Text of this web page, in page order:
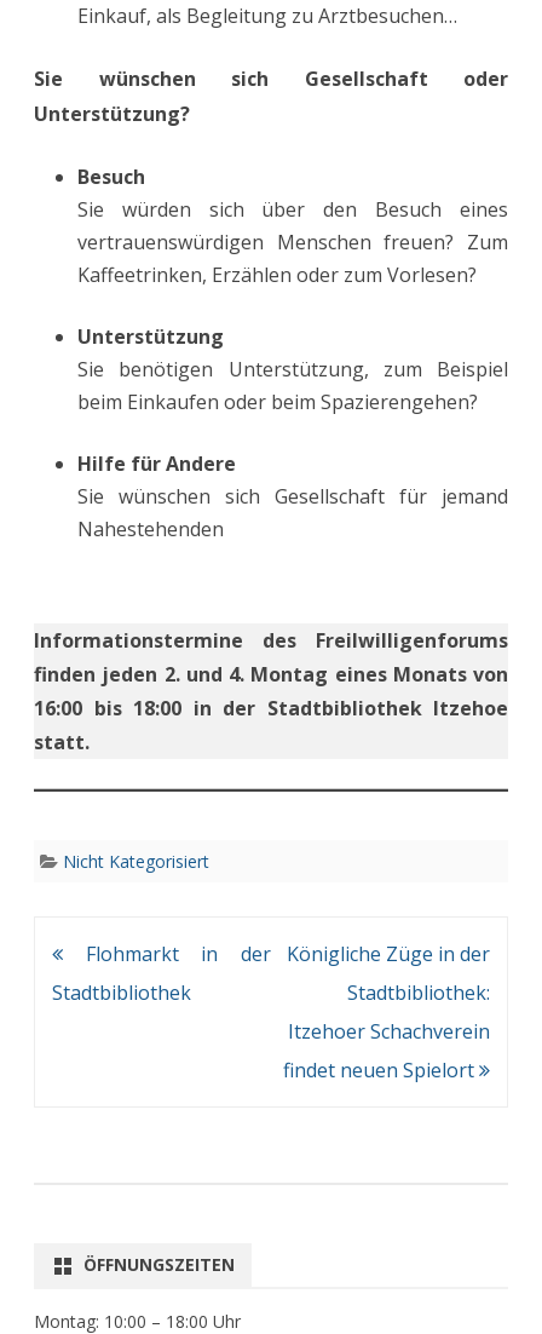
Einkauf, als Begleitung zu Arztbesuchen…
Sie wünschen sich Gesellschaft oder
Unterstützung?
Besuch
Sie würden sich über den Besuch eines
vertrauenswürdigen Menschen freuen? Zum
Kaffeetrinken, Erzählen oder zum Vorlesen?
Unterstützung
Sie benötigen Unterstützung, zum Beispiel
beim Einkaufen oder beim Spazierengehen?
Hilfe für Andere
Sie wünschen sich Gesellschaft für jemand
Nahestehenden
Informationstermine des Freilwilligenforums
finden jeden 2. und 4. Montag eines Monats von
16:00 bis 18:00 in der Stadtbibliothek Itzehoe
statt.
Nicht Kategorisiert
Beitragsnavigation
Flohmarkt in der
Stadtbibliothek
Königliche Züge in der
Stadtbibliothek:
Itzehoer Schachverein
findet neuen Spielort
ÖFFNUNGSZEITEN
Montag: 10:00 – 18:00 Uhr